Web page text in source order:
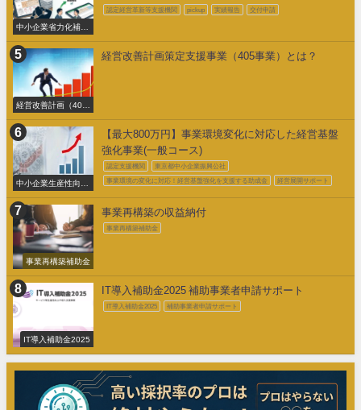
中小企業省力化補助
認定経営革新等支援機関 pickup 実績報告 交付申請
経営改善計画（405
経営改善計画策定支援事業（405事業）とは？
中小企業生産性向上
【最大800万円】事業環境変化に対応した経営基盤
強化事業(一般コース)
認定支援機関 東京都中小企業振興公社
事業環境の変化に対応！経営基盤強化を支援する助成金 経営展開サポート
事業再構築補助金
事業再構築の収益納付
事業再構築補助金
IT導入補助金2025
IT導入補助金2025 補助事業者申請サポート
IT導入補助金2025 補助事業者申請サポート